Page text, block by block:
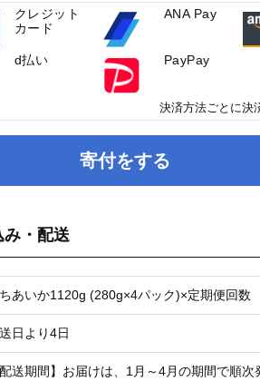
寄付をする
み・配送
あいか1120g (280g×4パック)×定期便回数
日より4日
配送期間】お届けは、1月～4月の期間で順次
クレジット
カード
ANA Pay
d払い PayPay
決済方法ごとに決